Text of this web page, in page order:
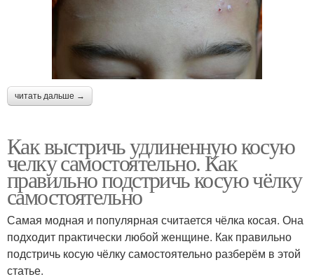
читать дальше →
Как выстричь удлиненную косую
челку самостоятельно. Как
правильно подстричь косую чёлку
самостоятельно
Самая модная и популярная считается чёлка косая. Она
подходит практически любой женщине. Как правильно
подстричь косую чёлку самостоятельно разберём в этой
статье.